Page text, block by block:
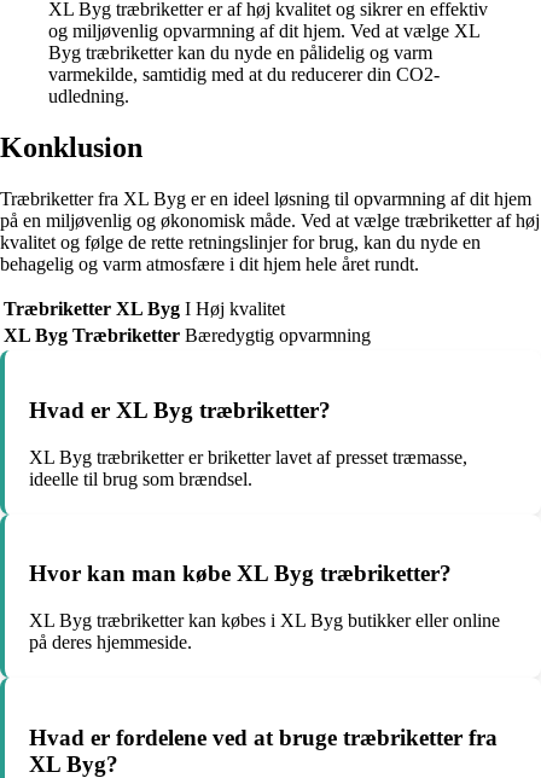
XL Byg træbriketter er af høj kvalitet og sikrer en effektiv
og miljøvenlig opvarmning af dit hjem. Ved at vælge XL
Byg træbriketter kan du nyde en pålidelig og varm
varmekilde, samtidig med at du reducerer din CO2-
udledning.
Konklusion
Træbriketter fra XL Byg er en ideel løsning til opvarmning af dit hjem
på en miljøvenlig og økonomisk måde. Ved at vælge træbriketter af høj
kvalitet og følge de rette retningslinjer for brug, kan du nyde en
behagelig og varm atmosfære i dit hjem hele året rundt.
Træbriketter XL Byg I Høj kvalitet
XL Byg Træbriketter Bæredygtig opvarmning
Hvad er XL Byg træbriketter?
XL Byg træbriketter er briketter lavet af presset træmasse,
ideelle til brug som brændsel.
Hvor kan man købe XL Byg træbriketter?
XL Byg træbriketter kan købes i XL Byg butikker eller online
på deres hjemmeside.
Hvad er fordelene ved at bruge træbriketter fra
XL Byg?